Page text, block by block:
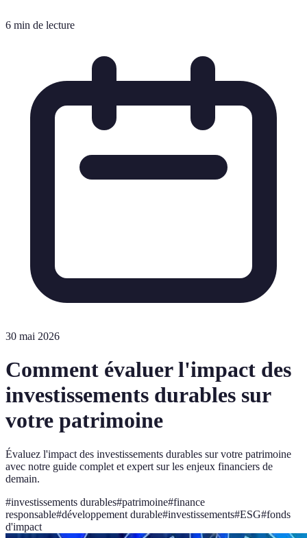
6 min de lecture
30 mai 2026
Comment évaluer l'impact des
investissements durables sur
votre patrimoine
Évaluez l'impact des investissements durables sur votre patrimoine
avec notre guide complet et expert sur les enjeux financiers de
demain.
#investissements durables#patrimoine#finance
responsable#développement durable#investissements#ESG#fonds
d'impact